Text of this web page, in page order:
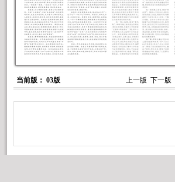
当前版： 03版 上一版 下一版